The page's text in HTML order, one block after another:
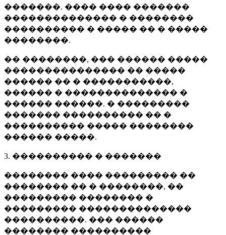
�������. ���� ���� �������
�������������� � ��������
���������� � ����� �� � �����
��������.
�� ��������, ��� ������ �����
��������������� �� �����
������ �� � �����������,
������ � �������������� �
������ ������. � ���������
������� ���������� �� �
���������� ����� ��������
������ �����.
3. ���������� � �������
�������� ���� ��������� ��
�������� �� � ��������, ��
��������� �������� �
��������� ��������������
����������. ��� ������
�������� ����������